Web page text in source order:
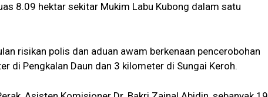
8.09 hektar sekitar Mukim Labu Kubong dalam satu
risikan polis dan aduan awam berkenaan pencerobohan
di Pengkalan Daun dan 3 kilometer di Sungai Keroh.